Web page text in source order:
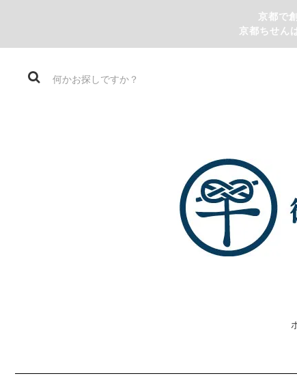
京都で
京都ちせん